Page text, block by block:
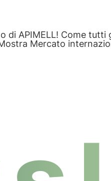
di APIMELL! Come tutti
Mercato